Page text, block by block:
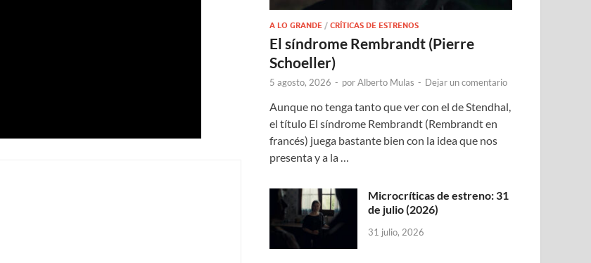
A LO GRANDE /CRÍTICAS DE ESTRENOS
El síndrome Rembrandt (Pierre
Schoeller)
5 agosto, 2026 - porAlberto Mulas - Dejar un comentario
Aunque no tenga tanto que ver con el de Stendhal,
el título El síndrome Rembrandt (Rembrandt en
francés) juega bastante bien con la idea que nos
presenta y a la …
Microcríticas de estreno: 31
de julio (2026)
31 julio, 2026